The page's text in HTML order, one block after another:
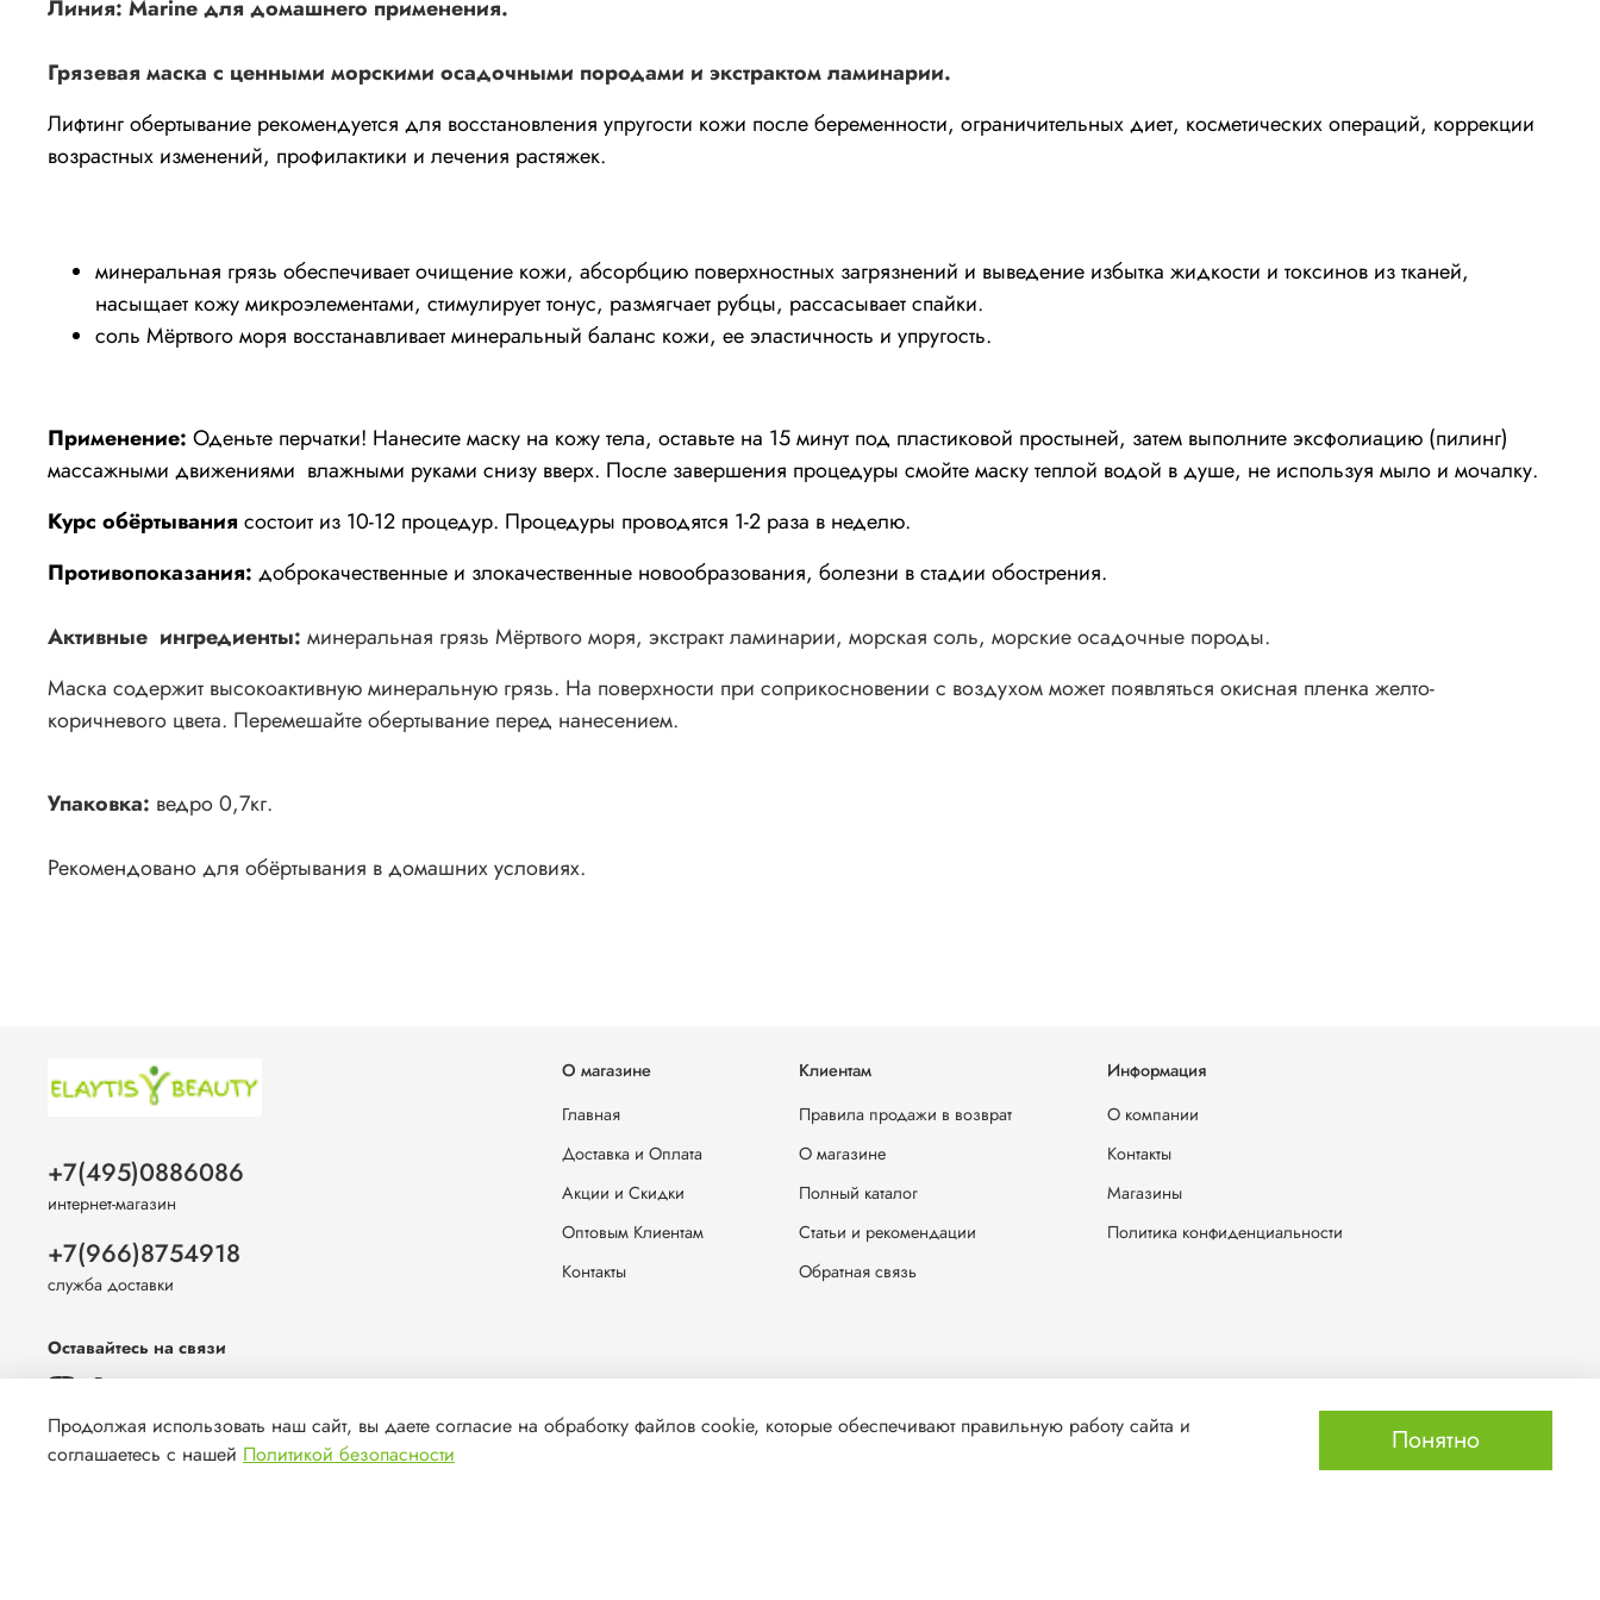
Линия: Marine для домашнего применения.
Грязевая маска с ценными морскими осадочными породами и экстрактом ламинарии.
Лифтинг обертывание рекомендуется для восстановления упругости кожи после беременности, ограничительных диет, косметических операций, коррекции
возрастных изменений, профилактики и лечения растяжек.
минеральная грязь обеспечивает очищение кожи, абсорбцию поверхностных загрязнений и выведение избытка жидкости и токсинов из тканей,
насыщает кожу микроэлементами, стимулирует тонус, размягчает рубцы, рассасывает спайки.
соль Мёртвого моря восстанавливает минеральный баланс кожи, ее эластичность и упругость.
Применение: Оденьте перчатки! Нанесите маску на кожу тела, оставьте на 15 минут под пластиковой простыней, затем выполните эксфолиацию (пилинг)
массажными движениями влажными руками снизу вверх. После завершения процедуры смойте маску теплой водой в душе, не используя мыло и мочалку.
Курс обёртывания состоит из 10-12 процедур. Процедуры проводятся 1-2 раза в неделю.
Противопоказания: доброкачественные и злокачественные новообразования, болезни в стадии обострения.
Активные ингредиенты: минеральная грязь Мёртвого моря, экстракт ламинарии, морская соль, морские осадочные породы.
Маска содержит высокоактивную минеральную грязь. На поверхности при соприкосновении с воздухом может появляться окисная пленка желто-
коричневого цвета. Перемешайте обертывание перед нанесением.
Упаковка: ведро 0,7кг.
Рекомендовано для обёртывания в домашних условиях.
О магазине
Главная
Доставка и Оплата
Акции и Скидки
Оптовым Клиентам
Контакты
Клиентам
Правила продажи в возврат
О магазине
Полный каталог
Статьи и рекомендации
Обратная связь
Информация
О компании
Контакты
Магазины
Политика конфиденциальности
+7(495)0886086
интернет-магазин
+7(966)8754918
служба доставки
Оставайтесь на связи
Продолжая использовать наш сайт, вы даете согласие на обработку файлов cookie, которые обеспечивают правильную работу сайта и
соглашаетесь с нашей Политикой безопасности Понятно